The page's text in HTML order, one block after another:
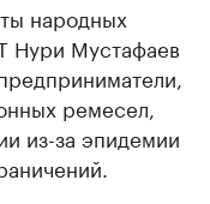
народных
Нури Мустафаев
ремесел,
из-за эпидемии